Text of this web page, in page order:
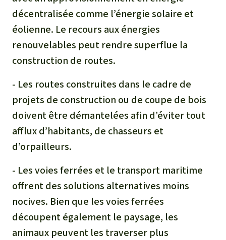
décentralisée comme l’énergie solaire et
éolienne. Le recours aux énergies
renouvelables peut rendre superflue la
construction de routes.
- Les routes construites dans le cadre de
projets de construction ou de coupe de bois
doivent être démantelées afin d’éviter tout
afflux d’habitants, de chasseurs et
d’orpailleurs.
- Les voies ferrées et le transport maritime
offrent des solutions alternatives moins
nocives. Bien que les voies ferrées
découpent également le paysage, les
animaux peuvent les traverser plus